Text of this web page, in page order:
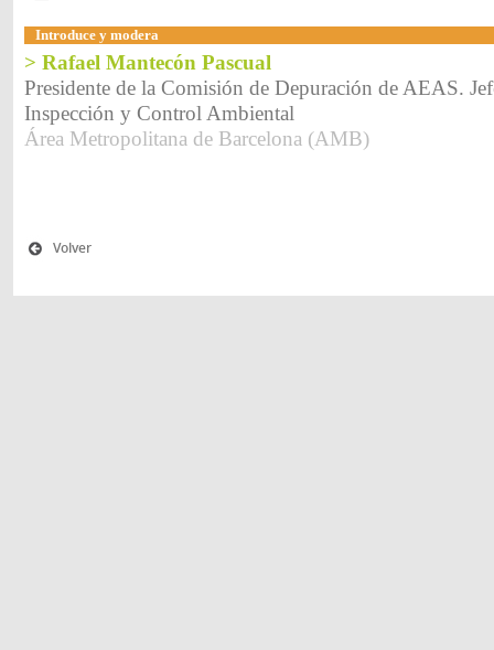
Introduce y modera
> Rafael Mantecón Pascual
Presidente de la Comisión de Depuración de AEAS.
Inspección y Control Ambiental
Área Metropolitana de Barcelona (AMB)
Volver